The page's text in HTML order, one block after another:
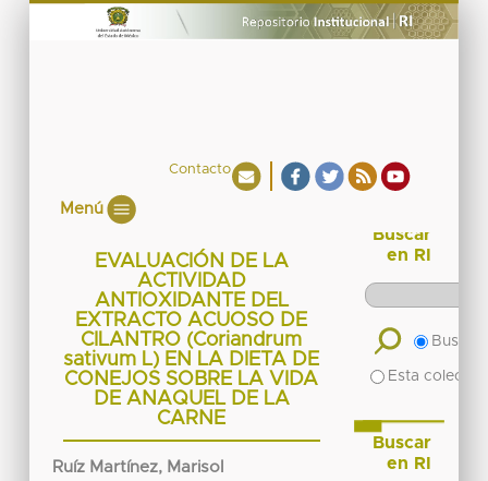
Contacto
Menú
EVALUACIÓN DE LA
ACTIVIDAD
ANTIOXIDANTE DEL
EXTRACTO ACUOSO DE
CILANTRO (Coriandrum
sativum L) EN LA DIETA DE
CONEJOS SOBRE LA VIDA
DE ANAQUEL DE LA
CARNE
Ruíz Martínez, Marisol
Buscar
en RI
Buscar
Esta
Buscar
en RI